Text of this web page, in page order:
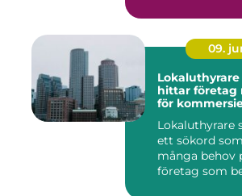
09.
Lokaluthyrare
hittar företag
för
Lokaluthyrare
ett sökord
många behov
företag som